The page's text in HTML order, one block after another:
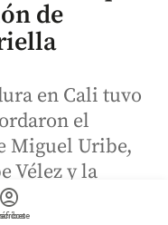
account_circle
de
en Cali tuvo
el
Miguel Uribe,
Vélez y la
Javier